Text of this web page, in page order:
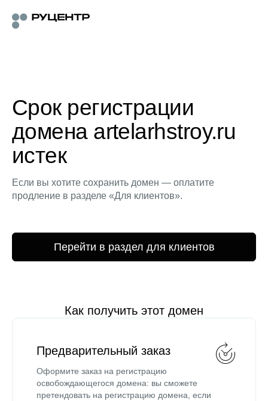
Срок регистрации
домена artelarhstroy.ru
истек
Если вы хотите сохранить домен — оплатите
продление в разделе «Для клиентов».
Перейти в раздел для клиентов
Как получить этот домен
Предварительный заказ
Оформите заказ на регистрацию
освобождающегося домена: вы сможете
претендовать на регистрацию домена, если